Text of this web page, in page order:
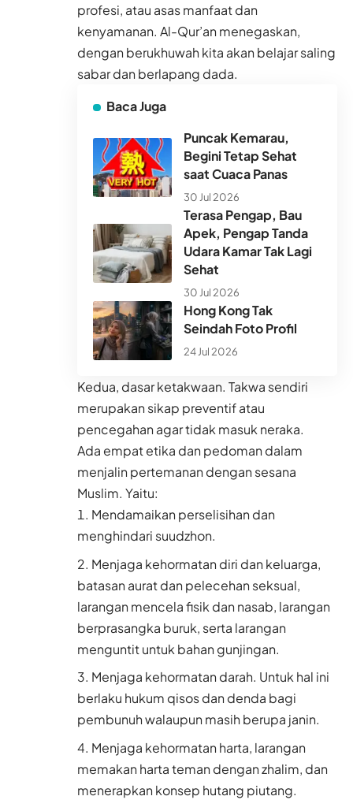
profesi, atau asas manfaat dan
kenyamanan. Al-Qur’an menegaskan,
dengan berukhuwah kita akan belajar saling
sabar dan berlapang dada.
Baca Juga
Puncak Kemarau,
Begini Tetap Sehat
saat Cuaca Panas
30 Jul 2026
Terasa Pengap, Bau
Apek, Pengap Tanda
Udara Kamar Tak Lagi
Sehat
30 Jul 2026
Hong Kong Tak
Seindah Foto Profil
24 Jul 2026
Kedua, dasar ketakwaan. Takwa sendiri
merupakan sikap preventif atau
pencegahan agar tidak masuk neraka.
Ada empat etika dan pedoman dalam
menjalin pertemanan dengan sesana
Muslim. Yaitu:
Mendamaikan perselisihan dan
menghindari suudzhon.
Menjaga kehormatan diri dan keluarga,
batasan aurat dan pelecehan seksual,
larangan mencela fisik dan nasab, larangan
berprasangka buruk, serta larangan
menguntit untuk bahan gunjingan.
Menjaga kehormatan darah. Untuk hal ini
berlaku hukum qisos dan denda bagi
pembunuh walaupun masih berupa janin.
Menjaga kehormatan harta, larangan
memakan harta teman dengan zhalim, dan
menerapkan konsep hutang piutang.